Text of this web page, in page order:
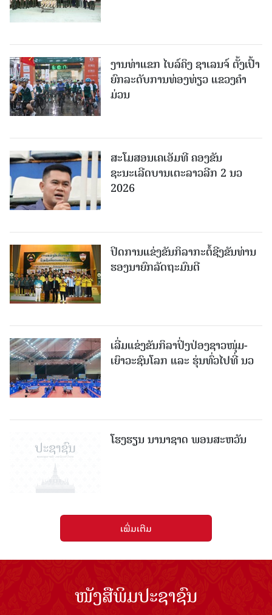
ງານທ່າແຂກ ໄບລ໌ຄິງ ຊາເລນຈ໌ ຕັ້ງເປົ້າ
ຍົກລະດັບການທ່ອງທ່ຽວ ແຂວງຄໍາ
ມ່ວນ
ສະໂມສອນເຄເອັມທີ ຄອງຂັນ
ຊະນະເລີດບານເຕະລາວລີກ 2 ນວ
2026
ປິດການແຂ່ງຂັນກິລາກະຕໍ້ຊີງຂັນທ່ານ
ຮອງນາຍົກລັດຖະມົນຕີ
ເລີ່ມແຂ່ງຂັນກິລາປິ່ງປ່ອງຊາວໜຸ່ມ-
ເຍົາວະຊົນໂລກ ແລະ ຮຸ່ນທົ່ວໄປທີ່ ນວ
ໂຮງຮຽນ ນານາຊາດ ພອນສະຫວັນ
ເພີ່ມເຕີມ
ໜັງສືພິມປະຊາຊົນ